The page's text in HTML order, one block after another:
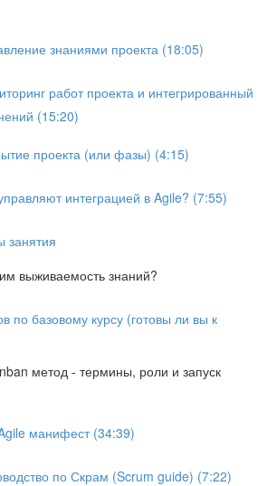
знаниями проекта (18:05)
работ проекта и интегрированный
(15:20)
проекта (или фазы) (4:15)
интеграцией в Agile? (7:55)
занятия
выживаемость знаний?
по базовому курсу (готовы ли вы к
метод - термины, роли и запуск
манифест (34:39)
по Скрам (Scrum guide) (7:22)